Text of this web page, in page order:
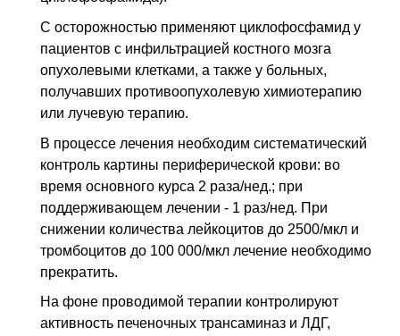
С осторожностью применяют циклофосфамид у
пациентов с инфильтрацией костного мозга
опухолевыми клетками, а также у больных,
получавших противоопухолевую химиотерапию
или лучевую терапию.
В процессе лечения необходим систематический
контроль картины периферической крови: во
время основного курса 2 раза/нед.; при
поддерживающем лечении - 1 раз/нед. При
снижении количества лейкоцитов до 2500/мкл и
тромбоцитов до 100 000/мкл лечение необходимо
прекратить.
На фоне проводимой терапии контролируют
активность печеночных трансаминаз и ЛДГ,